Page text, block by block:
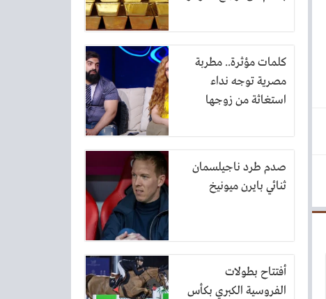
كلمات مؤثرة.. مطربة
مصرية توجه نداء
استغاثة من زوجها
صدم طرد ناجيلسمان
ثنائي بايرن ميونيخ
أفتتاح بطولات
الفروسية الكبري بكأس